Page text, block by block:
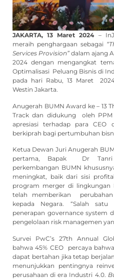
JAKARTA, 13 Maret 2024–
meraih penghargaan sebagai
Services Provision” dalam ajang
2024 dengan mengangkat
Optimalisasi Peluang Bisnis di
pada hari Rabu, 13 Maret
Westin Jakarta.
Anugerah BUMN Award ke – 13
Track dan didukung oleh
apresiasi terhadap para
berkiprah bagi pertumbuhan
Ketua Dewan Juri Anugerah
pertama, Bapak Dr Tanri
perkembangan BUMN
meningkat, baik dari sisi
program merger di lingkungan
telah memberikan
kepada Negara. “Salah
penerapan governance system
pengelolaan risk managemen
Survei PwC’s 27th Annual
bahwa 45% CEO percaya
dapat bertahan jika tetap
menunjukkan pentingnya
perusahaan di era Industri 4.0.